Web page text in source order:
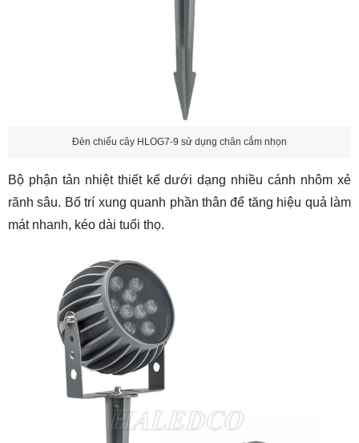
Đèn chiếu cây HLOG7-9 sử dụng chân cắm nhọn
Bộ phận tản nhiệt thiết kế dưới dạng nhiều cánh nhôm xẻ
rãnh sâu. Bố trí xung quanh phần thân để tăng hiệu quả làm
mát nhanh, kéo dài tuổi thọ.